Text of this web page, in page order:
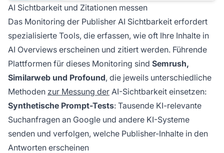
AI Sichtbarkeit und Zitationen messen
Das Monitoring der Publisher AI Sichtbarkeit erfordert
spezialisierte Tools, die erfassen, wie oft Ihre Inhalte in
AI Overviews erscheinen und zitiert werden. Führende
Plattformen für dieses Monitoring sind Semrush,
Similarweb und Profound, die jeweils unterschiedliche
Methoden zur Messung der AI-Sichtbarkeit einsetzen:
Synthetische Prompt-Tests: Tausende KI-relevante
Suchanfragen an Google und andere KI-Systeme
senden und verfolgen, welche Publisher-Inhalte in den
Antworten erscheinen